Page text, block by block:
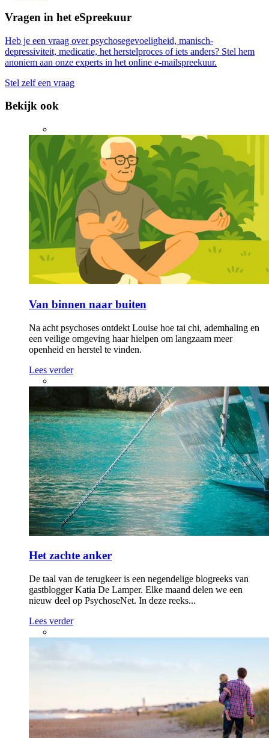
Vragen in het eSpreekuur
Heb je een vraag over psychosegevoeligheid, manisch-
depressiviteit, medicatie, het herstelproces of iets anders? Stel hem
anoniem aan onze experts in het online e-mailspreekuur.
Stel zelf een vraag
Bekijk ook
Van binnen naar buiten
Na acht psychoses ontdekt Louise hoe tai chi, ademhaling en
een veilige omgeving haar hielpen om langzaam meer
openheid en herstel te vinden.
Lees verder
Het zachte anker
De taal van de terugkeer is een negendelige blogreeks van
gastblogger Katia De Lamper. Elke maand delen we een
nieuw deel op PsychoseNet. In deze reeks...
Lees verder